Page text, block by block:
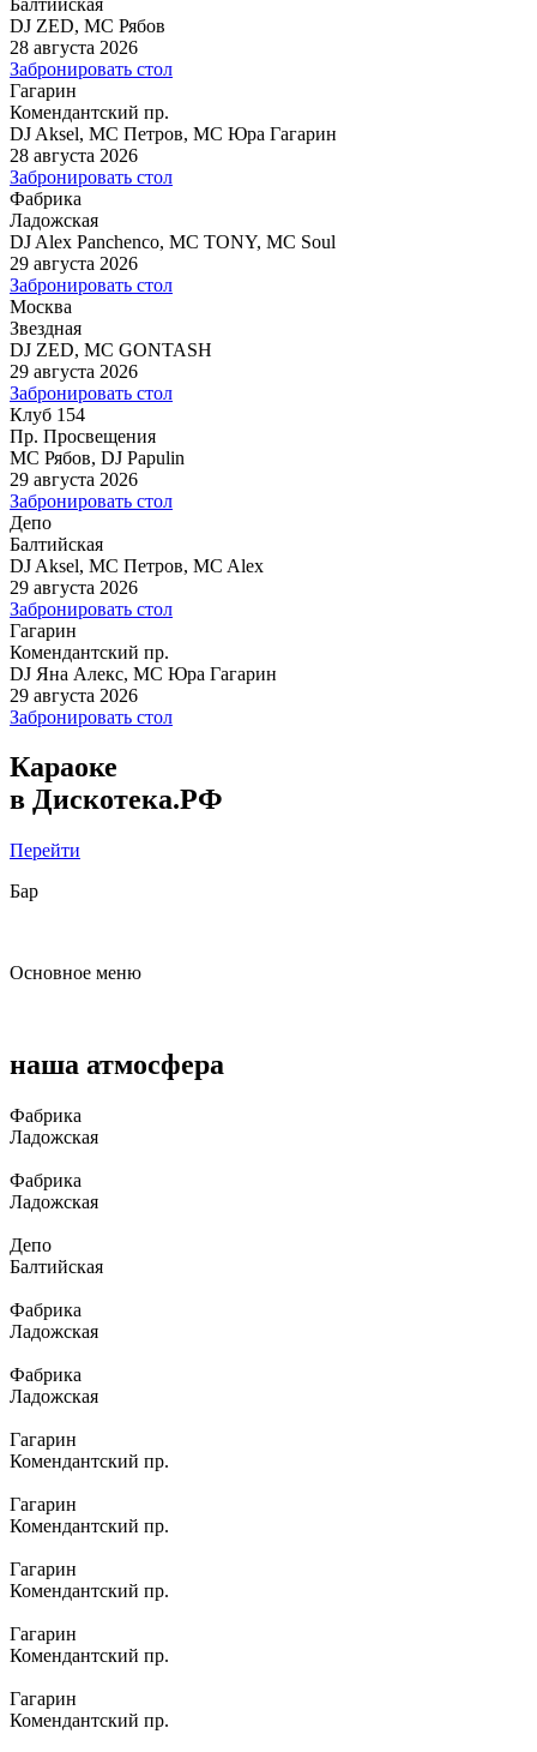
DJ ZED, MC Рябов
28 августа 2026
Забронировать стол
Гагарин
Комендантский пр.
DJ Aksel, MC Петров, MC Юра Гагарин
28 августа 2026
Забронировать стол
Фабрика
Ладожская
DJ Alex Panchenco, MC TONY, MC Soul
29 августа 2026
Забронировать стол
Москва
Звездная
DJ ZED, MC GONTASH
29 августа 2026
Забронировать стол
Клуб 154
Пр. Просвещения
MC Рябов, DJ Papulin
29 августа 2026
Забронировать стол
Депо
Балтийская
DJ Aksel, MC Петров, MC Alex
29 августа 2026
Забронировать стол
Гагарин
Комендантский пр.
DJ Яна Алекс, MC Юра Гагарин
29 августа 2026
Забронировать стол
Караоке
в Дискотека.РФ
Перейти
Бар
Основное меню
наша атмосфера
Фабрика
Ладожская
Фабрика
Ладожская
Депо
Балтийская
Фабрика
Ладожская
Фабрика
Ладожская
Гагарин
Комендантский пр.
Гагарин
Комендантский пр.
Гагарин
Комендантский пр.
Гагарин
Комендантский пр.
Гагарин
Комендантский пр.